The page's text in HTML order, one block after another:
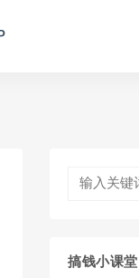
搞钱小课堂